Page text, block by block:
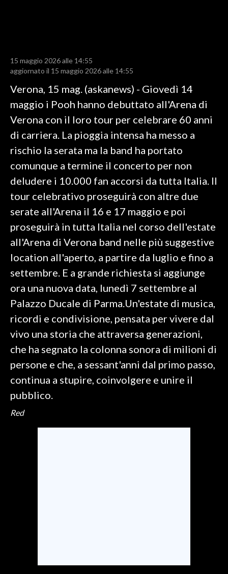
RISULTATI E CLASSIFICHE
CALCIO REGIONALE
BASKET
VOLLEY
MOTORI
TENNIS
ALTRI SPORT
CULTURA
GOSSIP
SALUTE
SARDEGNA TURISMO
SARDI NEL MONDO
NOTIZIE
EVENTI
3 MINUTI CON
15 maggio 2026 alle 14:55
aggiornato il 15 maggio 2026 alle 14:55
Verona, 15 mag. (askanews) - Giovedì 14
maggio i Pooh hanno debuttato all'Arena di
Verona con il loro tour per celebrare 60 anni
di carriera. La pioggia intensa ha messo a
rischio la serata ma la band ha portato
comunque a termine il concerto per non
deludere i 10.000 fan accorsi da tutta Italia. Il
tour celebrativo proseguirà con altre due
serate all'Arena il 16 e 17 maggio e poi
proseguirà in tutta Italia nel corso dell'estate
all'Arena di Verona band nelle più suggestive
location all'aperto, a partire da luglio e fino a
settembre. E a grande richiesta si aggiunge
ora una nuova data, lunedì 7 settembre al
Palazzo Ducale di Parma.Un'estate di musica,
ricordi e condivisione, pensata per vivere dal
vivo una storia che attraversa generazioni,
che ha segnato la colonna sonora di milioni di
persone e che, a sessant'anni dal primo passo,
continua a stupire, coinvolgere e unire il
pubblico.
Red